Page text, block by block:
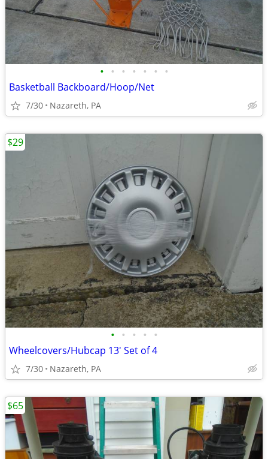
• • • • • • •
Basketball Backboard/Hoop/Net
7/30 Nazareth, PA
• • • • •
Wheelcovers/Hubcap 13' Set of 4
7/30 Nazareth, PA
$29
$65